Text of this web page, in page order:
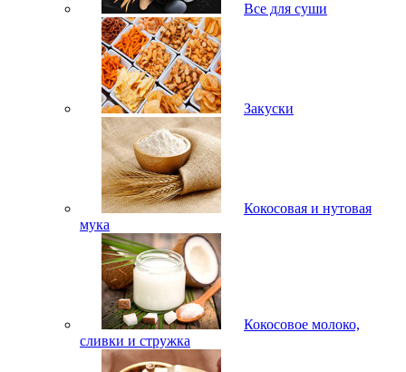
Все для суши
Закуски
Кокосовая и нутовая
мука
Кокосовое молоко,
сливки и стружка